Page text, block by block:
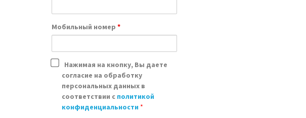
Мобильный номер *
Нажимая на кнопку, Вы даете
согласие на обработку
персональных данных в
соответствии с политикой
конфиденциальности *